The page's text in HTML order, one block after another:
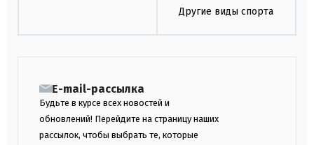
Другие виды спорта
E-mail-рассылка
Будьте в курсе всех новостей и
обновлений! Перейдите на страницу наших
рассылок, чтобы выбрать те, которые